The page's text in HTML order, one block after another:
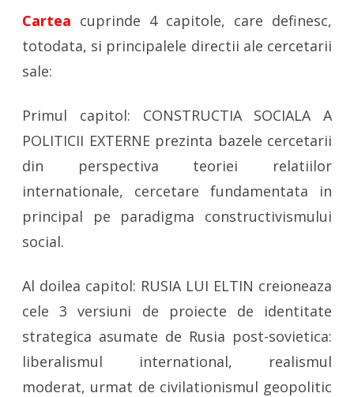
Cartea cuprinde 4 capitole, care definesc,
totodata, si principalele directii ale cercetarii
sale:
Primul capitol: CONSTRUCTIA SOCIALA A
POLITICII EXTERNE prezinta bazele cercetarii
din perspectiva teoriei relatiilor
internationale, cercetare fundamentata in
principal pe paradigma constructivismului
social.
Al doilea capitol: RUSIA LUI ELTIN creioneaza
cele 3 versiuni de proiecte de identitate
strategica asumate de Rusia post-sovietica:
liberalismul international, realismul
moderat, urmat de civilationismul geopolitic